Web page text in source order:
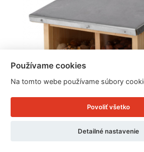
Používame cookies
Na tomto webe používame súbory
Povoliť všetko
Detailné nastavenie